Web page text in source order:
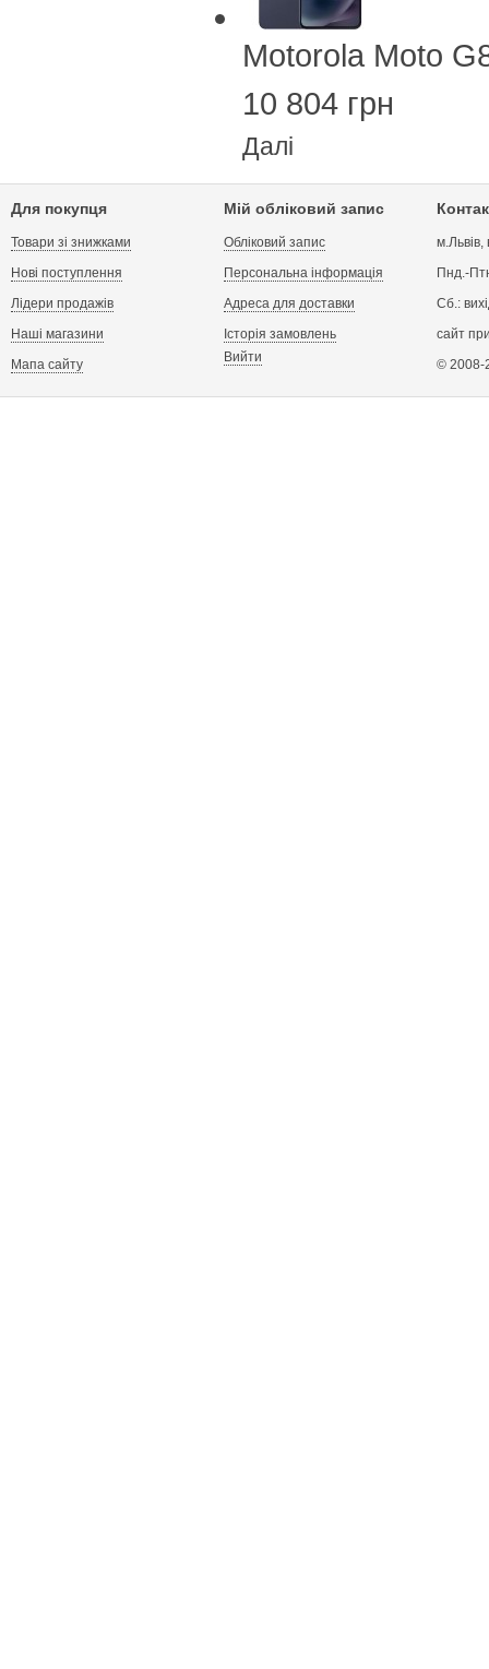
Motorola Moto
10 804 грн
Далі
Для покупця
Товари зі знижками
Нові поступлення
Лідери продажів
Наші магазини
Мапа сайту
Мій обліковий запис
Обліковий запис
Персональна інформація
Адреса для доставки
Історія замовлень
Вийти
Пнд.-
Сб.:
сайт
© 2008-